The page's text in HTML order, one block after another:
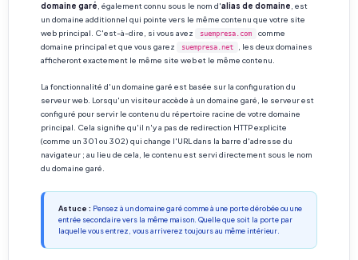
domaine garé , également connu sous le nom d'alias de domaine , est
un domaine additionnel qui pointe vers le même contenu que votre site
web principal. C'est-à-dire, si vous avez
suempresa.com
comme
domaine principal et que vous garez
suempresa.net
, les deux domaines
afficheront exactement le même site web et le même contenu.
La fonctionnalité d'un domaine garé est basée sur la configuration du
serveur web. Lorsqu'un visiteur accède à un domaine garé, le serveur est
configuré pour servir le contenu du répertoire racine de votre domaine
principal. Cela signifie qu'il n'y a pas de redirection HTTP explicite
(comme un 301 ou 302) qui change l'URL dans la barre d'adresse du
navigateur ; au lieu de cela, le contenu est servi directement sous le nom
du domaine garé.
Astuce : Pensez à un domaine garé comme à une porte dérobée ou une
entrée secondaire vers la même maison. Quelle que soit la porte par
laquelle vous entrez, vous arriverez toujours au même intérieur.